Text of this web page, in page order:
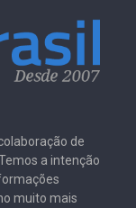
de
a intenção
muito mais